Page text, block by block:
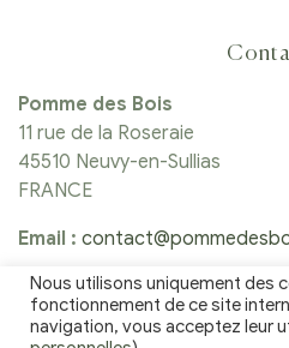
Pomme des Bois
11 rue de la Roseraie
45510 Neuvy-en-Sullias
FRANCE
Email :
Tél : 06 25 81 22 60
Nous utilisons uniquement des
fonctionnement de ce site
navigation, vous acceptez leur